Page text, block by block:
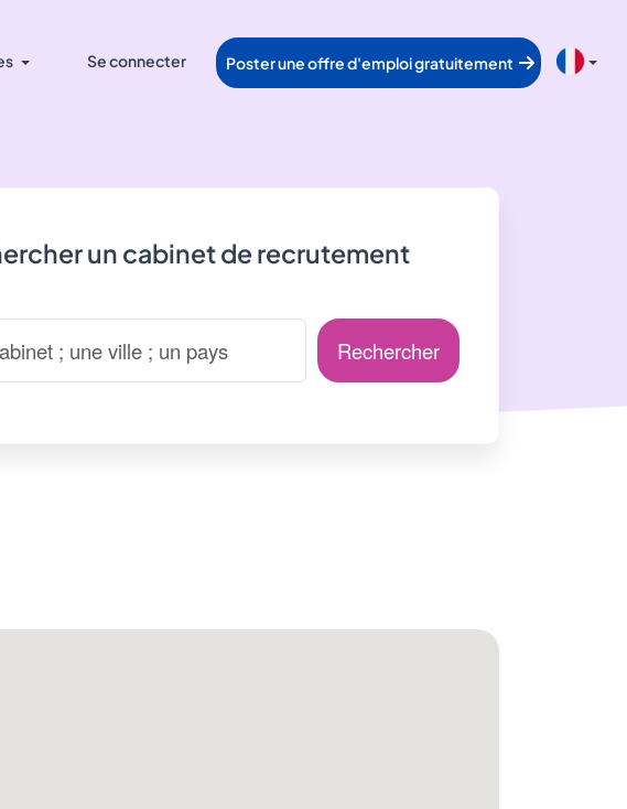
Se connecter Poster une offre d'emploi gratuitement
un cabinet de recrutement
Rechercher